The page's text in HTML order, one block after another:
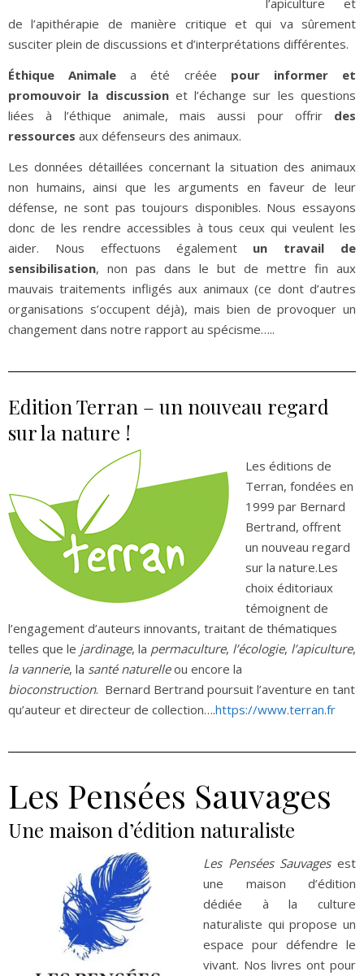
l’apiculture et
de l’apithérapie de manière critique et qui va sûrement
susciter plein de discussions et d’interprétations différentes.
Éthique Animale a été créée pour informer et
promouvoir la discussionet l’échange sur les questions
liées à l’éthique animale, mais aussi pour offrir des
ressources aux défenseurs des animaux.
Les données détaillées concernant la situation des animaux
non humains, ainsi que les arguments en faveur de leur
défense, ne sont pas toujours disponibles. Nous essayons
donc de les rendre accessibles à tous ceux qui veulent les
aider. Nous effectuons également un travail de
sensibilisation, non pas dans le but de mettre fin aux
mauvais traitements infligés aux animaux (ce dont d’autres
organisations s’occupent déjà), mais bien de provoquer un
changement dans notre rapport au spécisme…..
Edition Terran – un nouveau regard
sur la nature !
Les éditions de
Terran, fondées en
1999 par Bernard
Bertrand, offrent
un nouveau regard
sur la nature.Les
choix éditoriaux
témoignent de
l’engagement d’auteurs innovants, traitant de thématiques
telles que le jardinage, la permaculture, l’écologie, l’apiculture,
la vannerie, la santé naturelleou encore la
bioconstruction. Bernard Bertrand poursuit l’aventure en tant
qu’auteur et directeur de collection….https://www.terran.fr
Les Pensées Sauvages
Une maison d’édition naturaliste
Les Pensées Sauvagesest
une maison d’édition
dédiée à la culture
naturaliste qui propose un
espace pour défendre le
vivant. Nos livres ont pour